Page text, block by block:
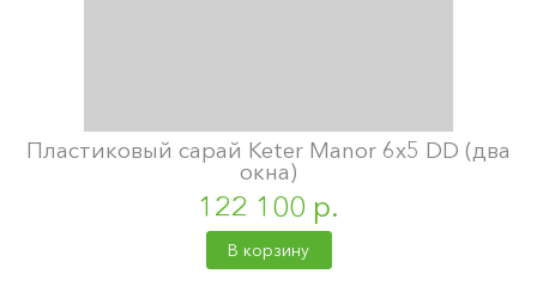
Пластиковый сарай Keter Manor 6x5 DD (два
окна)
122 100 р.
В корзину